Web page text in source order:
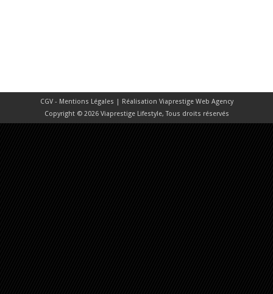
CGV - Mentions Légales | Réalisation Viaprestige Web Agency
Copyright © 2026 Viaprestige Lifestyle, Tous droits réservés